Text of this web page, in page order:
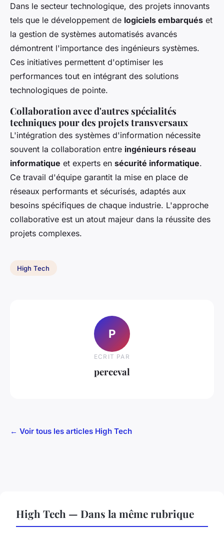
Dans le secteur technologique, des projets innovants
tels que le développement de logiciels embarqués et
la gestion de systèmes automatisés avancés
démontrent l'importance des ingénieurs systèmes.
Ces initiatives permettent d'optimiser les
performances tout en intégrant des solutions
technologiques de pointe.
Collaboration avec d'autres spécialités
techniques pour des projets transversaux
L'intégration des systèmes d'information nécessite
souvent la collaboration entre ingénieurs réseau
informatique et experts en sécurité informatique.
Ce travail d'équipe garantit la mise en place de
réseaux performants et sécurisés, adaptés aux
besoins spécifiques de chaque industrie. L'approche
collaborative est un atout majeur dans la réussite des
projets complexes.
High Tech
P
ECRIT PAR
perceval
← Voir tous les articles High Tech
High Tech — Dans la même rubrique